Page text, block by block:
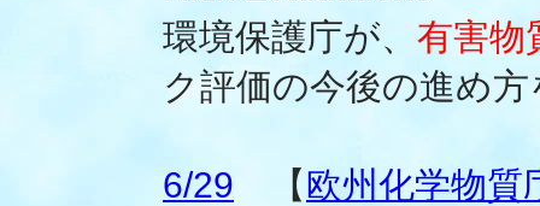
環境保護庁が、 有害物
ク評価の今後の進め方
6/29 【欧州化学物質